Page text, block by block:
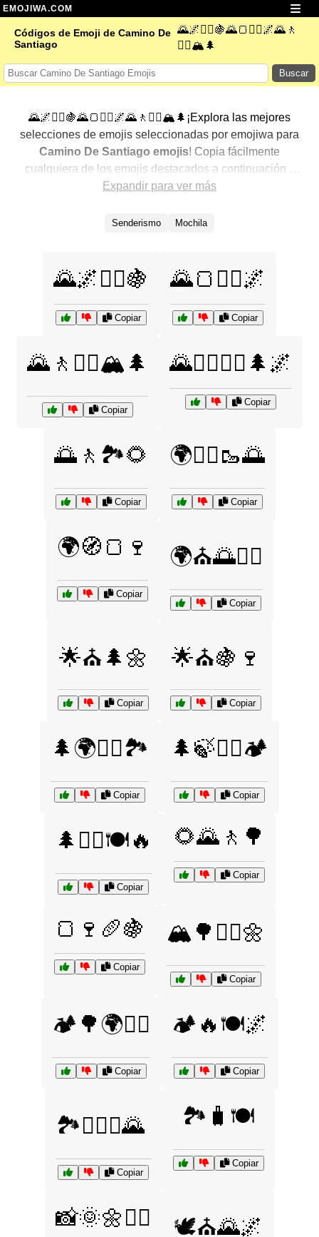
EMOJIWA.COM
Códigos de Emoji de Camino De
Santiago
🌄🌌🚶‍♂️🍇🌄🍞🚶‍♂️🌌🌄🚶
🧗‍♂️🏔️🌲
Buscar
🌄🌌🚶‍♂️🍇🌄🍞🚶‍♂️🌌🌄🚶🧗‍♂️🏔️🌲¡Explora las mejores
selecciones de emojis seleccionadas por emojiwa para
Camino De Santiago emojis! Copia fácilmente
cualquiera de los emojis destacados a continuación y
agrégalos a tus conversaciones para un toque
emojis relacionados, mostrando primero los más
Santiago con emojis
Expandir para ver más
Senderismo Mochila
🌄🌌🚶‍♂️🍇
Copiar
🌄🍞🚶‍♂️🌌
Copiar
🌄🚶🧗‍♂️🏔️🌲
Copiar
🌄🚶‍♀️🧗‍♂️🌲🌌
Copiar
🌅🚶🏞️🌻
Copiar
🌍🚶‍♀️🥾🌅
Copiar
🌍🧭🍞🍷
Copiar
🌍⛪🌅🚶‍♂️
Copiar
🌟⛪🌲🌼
Copiar
🌟⛪🍇🍷
Copiar
🌲🌍🚶‍♂️🏞️
Copiar
🌲🍃🚶‍♀️🏕️
Copiar
🌲🚶‍♂️🍽️🔥
Copiar
🌻🌄🚶🌳
Copiar
🍞🍷🥖🍇
Copiar
🏔️🌳🚶‍♀️🌼
Copiar
🏕️🌳🌍🚶‍♀️
Copiar
🏕️🔥🍽️🌌
Copiar
🏞️🚶‍♂️⛪🌄
Copiar
🏞️🧳🍽️
Copiar
📸🌞🌼🚶‍♀️ 🕊️⛪🌄🌌